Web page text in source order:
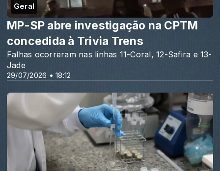
Geral
29/07/2026 • 18:12
MP-SP abre investigação na CPTM
concedida à Trivia Trens
Falhas ocorreram nas linhas 11-Coral, 12-Safira e 13-
Jade